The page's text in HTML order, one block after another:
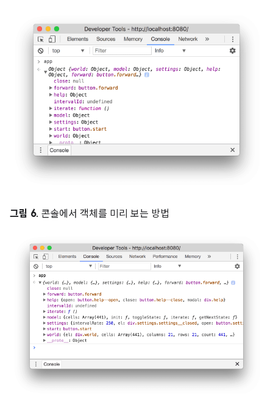
그림 6. 콘솔에서 객체를 미리 보는 방법